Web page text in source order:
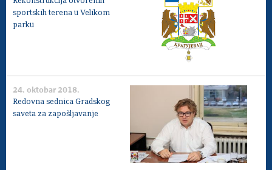
Savet za koordinaciju poslova bezbednosti
saobraćaja
sportskih terena u Velikom
parku
24. oktobar 2018.
Redovna sednica Gradskog
saveta za zapošljavanje